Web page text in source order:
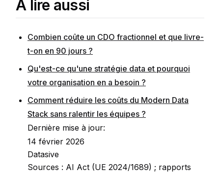
À lire aussi
Combien coûte un CDO fractionnel et que livre-
t-on en 90 jours ?
Qu'est-ce qu'une stratégie data et pourquoi
votre organisation en a besoin ?
Comment réduire les coûts du Modern Data
Stack sans ralentir les équipes ?
Dernière mise à jour:
14 février 2026
Datasive
Sources : AI Act (UE 2024/1689) ; rapports